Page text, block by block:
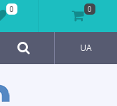
UA
0 0